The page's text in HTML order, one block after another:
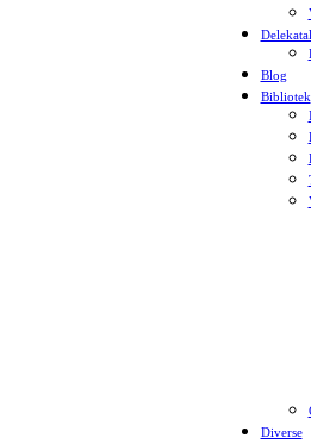
Blog
Bibliotek
Diverse